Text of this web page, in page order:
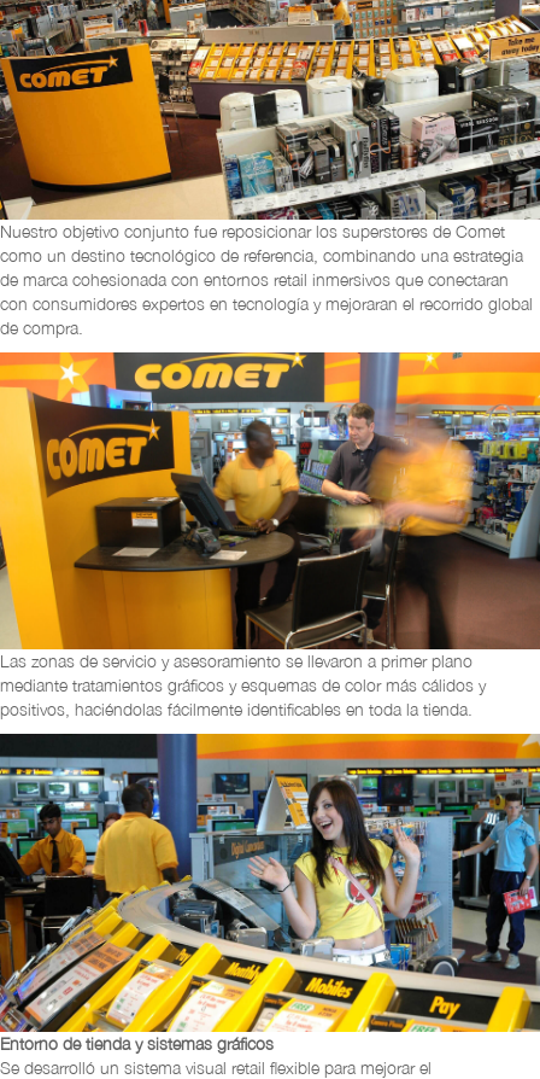
Nuestro objetivo conjunto fue reposicionar los superstores de Comet
como un destino tecnológico de referencia, combinando una estrategia
de marca cohesionada con entornos retail inmersivos que conectaran
con consumidores expertos en tecnología y mejoraran el recorrido global
de compra.
Las zonas de servicio y asesoramiento se llevaron a primer plano
mediante tratamientos gráficos y esquemas de color más cálidos y
positivos, haciéndolas fácilmente identificables en toda la tienda.
Entorno de tienda y sistemas gráficos
Se desarrolló un sistema visual retail flexible para mejorar el